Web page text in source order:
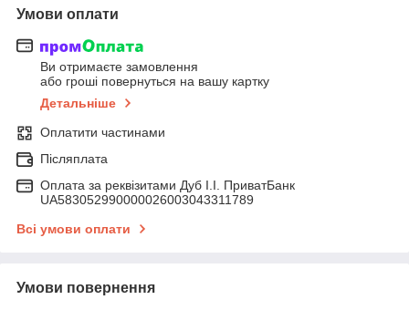
Умови оплати
Ви отримаєте замовлення
або гроші повернуться на вашу картку
Детальніше
Оплатити частинами
Післяплата
Оплата за реквізитами Дуб І.І. ПриватБанк
UA583052990000026003043311789
Всі умови оплати
Умови повернення